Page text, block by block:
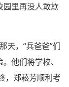
园里再没人敢欺
天，“兵爸爸”们
他们将学校、
，郑菘芳顺利考